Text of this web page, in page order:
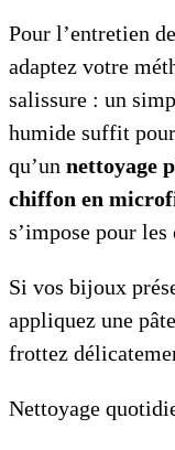
Pour l’entretien
adaptez votre
salissure : un
humide suffit
qu’un nettoyage
chiffon en
s’impose pour
Si vos bijoux
appliquez une
frottez
Nettoyage